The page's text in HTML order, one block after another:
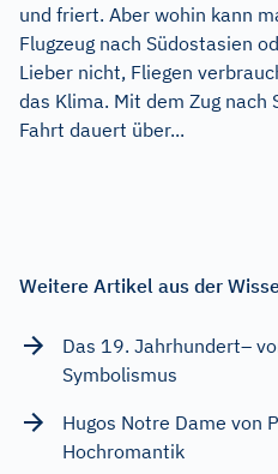
und friert. Aber wohin kann
Flugzeug nach Südostasien
Lieber nicht, Fliegen
das Klima. Mit dem Zug nach
Fahrt dauert über...
Weitere Artikel aus der
Das 19. Jahrhundert–
Symbolismus
Hugos Notre Dame von
Hochromantik